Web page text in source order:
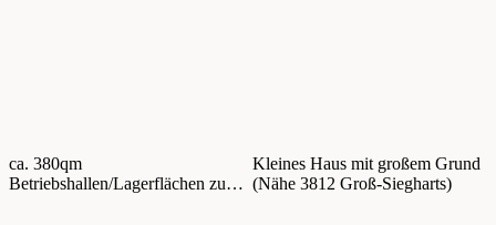
ca. 380qm
Betriebshallen/Lagerflächen zu
Kleines Haus mit großem Grund
(Nähe 3812 Groß-Siegharts)